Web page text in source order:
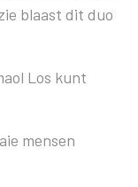
blaast dit duo
Los kunt
mensen